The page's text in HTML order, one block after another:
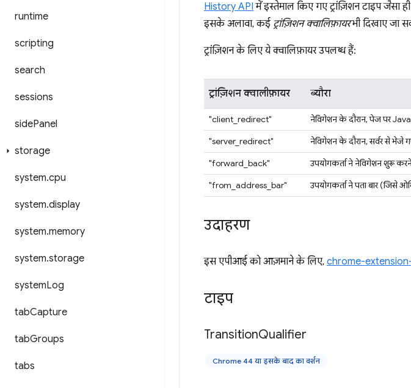
runtime
scripting
search
sessions
sidePanel
storage
system.cpu
system.display
system.memory
system.storage
systemLog
tabCapture
tabGroups
tabs
History API में इस्तेमाल किए गए ट्रांज़िशन टाइप जैसा
इसके अलावा, कई ट्रांज़िशन क्वालिफ़ायरभी दिखाए जा
ट्रांज़िशन के लिए ये क्वालिफ़ायर उपलब्ध हैं:
ट्रांज़िशन क्वालीफ़ायर ब्यौरा
"client_redirect"
नेविगेशन के दौरान, पेज पर
"server_redirect"
नेविगेशन के दौरान, सर्वर से भेजे
"forward_back"
उपयोगकर्ता ने नेविगेशन शुरू
"from_address_bar"
उपयोगकर्ता ने पता बार (जिसे
उदाहरण
इस एपीआई को आज़माने के लिए, chrome-
टाइप
TransitionQualifier
Chrome 44 या इसके बाद का वर्शन